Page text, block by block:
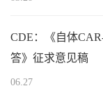
CDE：《自体
答》征求意见稿
06.27